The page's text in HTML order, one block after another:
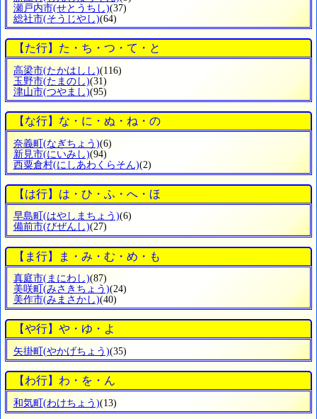
瀬戸内市(せとうちし)(37)
総社市(そうじやし)(64)
【た行】た・ち・つ・て・と
高梁市(たかはしし)(116)
玉野市(たまのし)(31)
津山市(つやまし)(95)
【な行】な・に・ぬ・ね・の
奈義町(なぎちょう)(6)
新見市(にいみし)(94)
西粟倉村(にしあわくらそん)(2)
【は行】は・ひ・ふ・へ・ほ
早島町 (はやしまちょう)(6)
備前市(びぜんし)(27)
【ま行】ま・み・む・め・も
真庭市(まにわし)(87)
美咲町 (みさきちょう)(24)
美作市(みまさかし)(40)
【や行】や・ゆ・よ
矢掛町 (やかげちょう)(35)
【わ行】わ・を・ん
和気町(わけちょう)(13)